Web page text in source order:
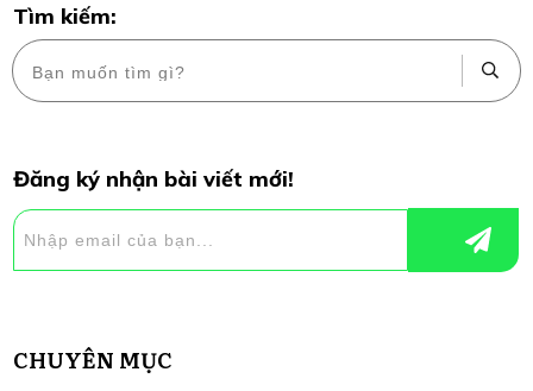
Tìm kiếm:
Đăng ký nhận bài viết mới!
CHUYÊN MỤC